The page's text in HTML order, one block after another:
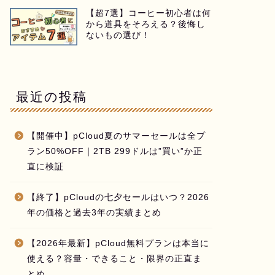
【超7選】コーヒー初心者は何
から道具をそろえる？後悔し
ないもの選び！
最近の投稿
【開催中】pCloud夏のサマーセールは全プ
ラン50%OFF｜2TB 299ドルは”買い”か正
直に検証
【終了】pCloudの七夕セールはいつ？2026
年の価格と過去3年の実績まとめ
【2026年最新】pCloud無料プランは本当に
使える？容量・できること・限界の正直ま